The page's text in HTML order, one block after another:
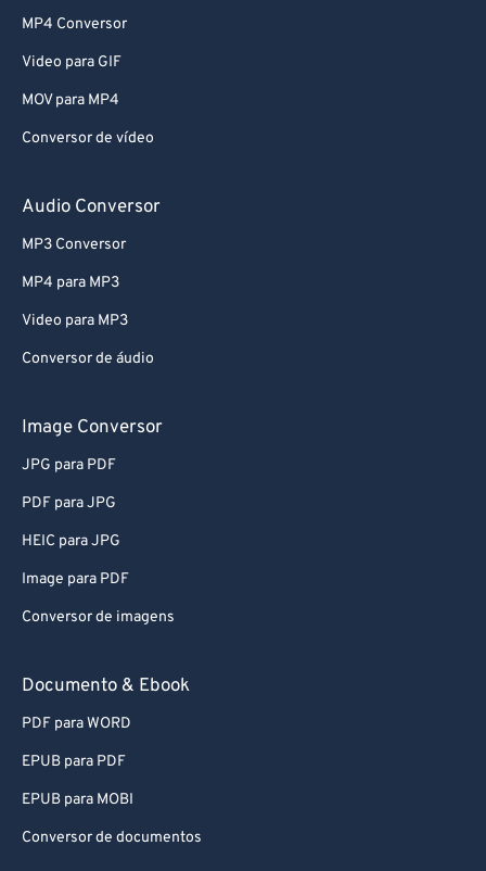
MP4 Conversor
Video para GIF
MOV para MP4
Conversor de vídeo
Audio Conversor
MP3 Conversor
MP4 para MP3
Video para MP3
Conversor de áudio
Image Conversor
JPG para PDF
PDF para JPG
HEIC para JPG
Image para PDF
Conversor de imagens
Documento & Ebook
PDF para WORD
EPUB para PDF
EPUB para MOBI
Conversor de documentos